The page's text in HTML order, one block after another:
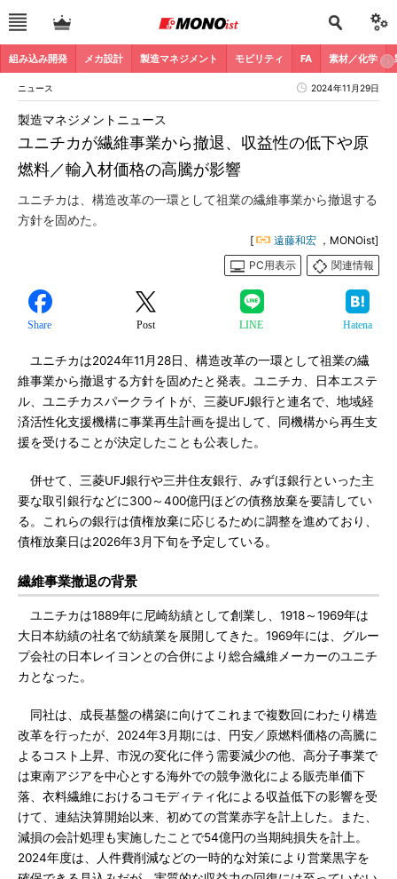
組み込み開発 メカ設計 製造マネジメント モビリティ FA 素材／化学
ニュース 2024年11月29日
ユニチカが繊維事業から撤退、収益性の低下や原
燃料／輸入材価格の高騰が影響
製造マネジメントニュース
ユニチカは、構造改革の一環として祖業の繊維事業から撤退する
方針を固めた。
[ 遠藤和宏 ，MONOist]
PC用表示
関連情報
Share Post LINE Hatena
ユニチカは2024年11月28日、構造改革の一環として祖業の繊
維事業から撤退する方針を固めたと発表。ユニチカ、日本エステ
ル、ユニチカスパークライトが、三菱UFJ銀行と連名で、地域経
済活性化支援機構に事業再生計画を提出して、同機構から再生支
援を受けることが決定したことも公表した。
併せて、三菱UFJ銀行や三井住友銀行、みずほ銀行といった主
要な取引銀行などに300～400億円ほどの債務放棄を要請してい
る。これらの銀行は債権放棄に応じるために調整を進めており、
債権放棄日は2026年3月下旬を予定している。
繊維事業撤退の背景
ユニチカは1889年に尼崎紡績として創業し、1918～1969年は
大日本紡績の社名で紡績業を展開してきた。1969年には、グルー
プ会社の日本レイヨンとの合併により総合繊維メーカーのユニチ
カとなった。
同社は、成長基盤の構築に向けてこれまで複数回にわたり構造
改革を行ったが、2024年3月期には、円安／原燃料価格の高騰に
よるコスト上昇、市況の変化に伴う需要減少の他、高分子事業で
は東南アジアを中心とする海外での競争激化による販売単価下
落、衣料繊維におけるコモディティ化による収益低下の影響を受
けて、連結決算開始以来、初めての営業赤字を計上した。また、
減損の会計処理も実施したことで54億円の当期純損失を計上。
2024年度は、人件費削減などの一時的な対策により営業黒字を